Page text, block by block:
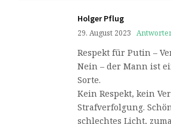
Holger Pflug
29. August 2023
Respekt für Putin –
Nein – der Mann ist
Sorte.
Kein Respekt, kein
Strafverfolgung.
schlechtes Licht,